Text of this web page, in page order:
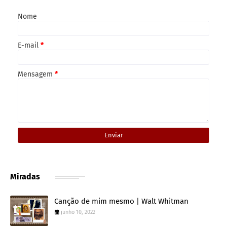
Nome
E-mail *
Mensagem *
Miradas
Canção de mim mesmo | Walt Whitman
junho 10, 2022